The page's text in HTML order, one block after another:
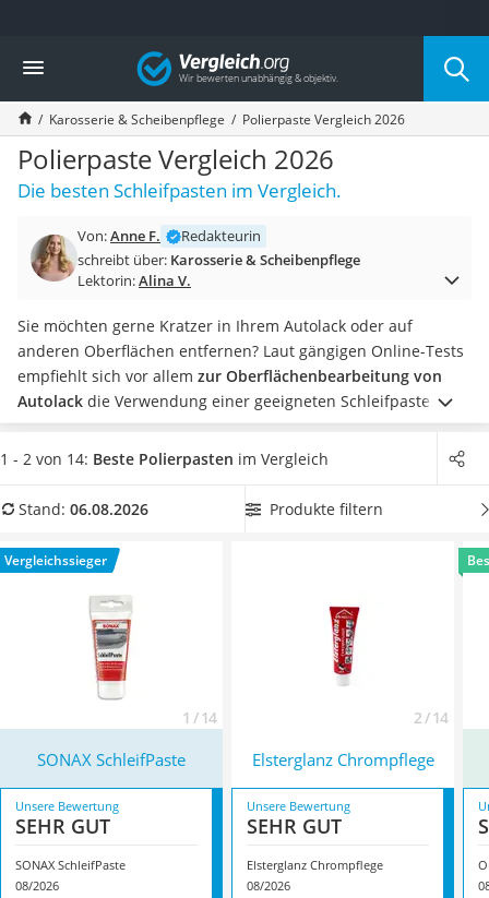
Die beliebtesten Vergleiche nach Kategorie
Auto & Motor
Fahrradträger-Anhängerkupplung (4 Fahrräder)
Fahrradträger
Fahrradträger (Anhängerkupplung)
Fahrradträger 3 Fahrräder
Benzinkanister (20 l)
Fahrradträger E-Bike
Benzinkanister
Wagenheber 3t
AGM-Batterie Wohnmobil
Thule-Fahrradträger
FM-Transmitter
Sommerreifen 205/55 R16
Autobatterie-Ladegerät
Starthilfe mit Kompressor
Alkoholtester
Diesel-Additiv
Wagenheber
Vergleich
Karosserie & Scheibenpflege Polierpaste Vergleich 2026
Polierpaste Vergleich 2026
Die besten Schleifpasten im Vergleich.
Von:Anne F.
Redakteurin
schreibt über: Karosserie & Scheibenpflege
Lektorin:Alina V.
Sie möchten gerne Kratzer in Ihrem Autolack oder auf
anderen Oberflächen entfernen? Laut gängigen Online-Tests
empfiehlt sich vor allem zur Oberflächenbearbeitung von
Autolack die Verwendung einer geeigneten Schleifpaste.
Diese können Sie mit einem Tuch oder einerPoliermaschine
nutzen. Ebenfalls finden Sie Schleifpasten für Glas und
können. Wählen Sie jetzt eine
Schleifpaste, welche Kratzer
glänzende Oberflächen freuen können. Überzeugt hat uns
hier im August 2026 besonders das Modell
SchleifPaste* mit seinen Eigenschaften.
1 - 2 von 14: Beste Polierpasten im Vergleich
Stand: 06.08.2026 Produkte filtern
Vergleichssieger
1 / 14 2 / 14
SONAX SchleifPaste Elsterglanz Chrompflege
Unsere Bewertung
SEHR GUT
SONAX SchleifPaste
08/2026
Unsere Bewertung
SEHR GUT
Elsterglanz Chrompflege
08/2026